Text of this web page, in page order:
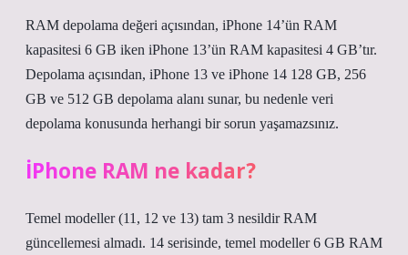
RAM depolama değeri açısından, iPhone 14’ün RAM
kapasitesi 6 GB iken iPhone 13’ün RAM kapasitesi 4 GB’tır.
Depolama açısından, iPhone 13 ve iPhone 14 128 GB, 256
GB ve 512 GB depolama alanı sunar, bu nedenle veri
depolama konusunda herhangi bir sorun yaşamazsınız.
İPhone RAM ne kadar?
Temel modeller (11, 12 ve 13) tam 3 nesildir RAM
güncellemesi almadı. 14 serisinde, temel modeller 6 GB RAM